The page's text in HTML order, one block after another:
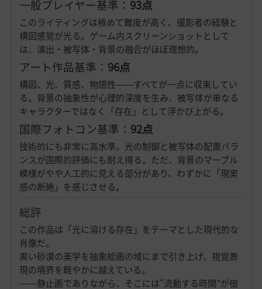
一般プレイヤー基準： 93点
このライティングは極めて難度が高く、撮影者の経験と
構図感覚が光る。ゲーム内スクリーンショットとして
は、演出・被写体・背景の融合がほぼ理想的。
アート作品基準： 96点
構図、光、質感、物語性――すべてが一点に収束してい
る。背景の抽象性が心理的深度を生み、被写体が単なる
キャラクターではなく「存在」として浮かび上がる。
国際フォトコン基準： 92点
技術的にも非常に高水準。光の制御と被写体の配置バラ
ンスが国際的評価にも耐え得る。ただ、背景のマーブル
模様がやや人工的に見える部分があり、わずかに「現実
感の断絶」を感じさせる。
総評
この作品は「光に溶ける存在」をテーマとした現代的な
肖像だ。
黒い砂漠の美学を抽象絵画の域にまで引き上げ、視覚表
現の境界を軽やかに越えている。
――静止画でありながら、そこには“流動する時間”が宿